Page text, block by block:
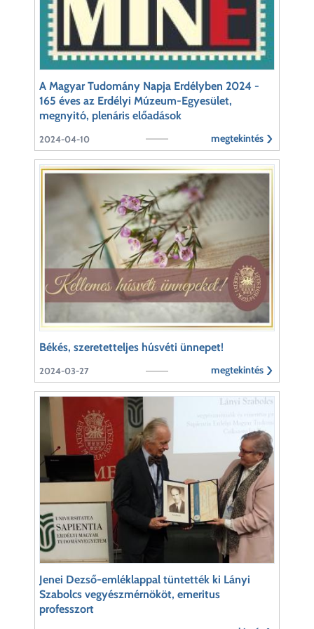
A Magyar Tudomány Napja Erdélyben 2024 -
165 éves az Erdélyi Múzeum-Egyesület,
megnyitó, plenáris előadások
megtekintés
2024-04-10
Békés, szeretetteljes húsvéti ünnepet!
megtekintés
2024-03-27
Jenei Dezső-emléklappal tüntették ki Lányi
Szabolcs vegyészmérnököt, emeritus
professzort